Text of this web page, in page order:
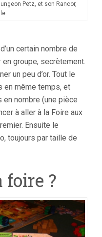
Petz, et son Rancor,
certain nombre de
groupe, secrètement.
un peu d’or. Tout le
en même temps, et
nombre (une pièce
à aller à la Foire aux
Ensuite le
toujours par taille de
foire ?